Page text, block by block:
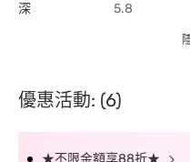
深 5.8
優惠活動: (6)
★不限金額享88折★